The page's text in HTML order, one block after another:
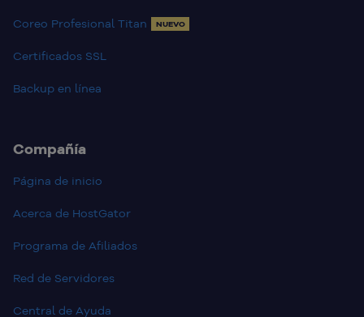
Coreo Profesional Titan NUEVO
Certificados SSL
Backup en línea
Compañía
Página de inicio
Acerca de HostGator
Programa de Afiliados
Red de Servidores
Central de Ayuda